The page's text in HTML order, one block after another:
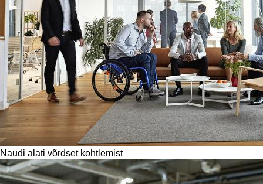
Naudi alati võrdset kohtlemist